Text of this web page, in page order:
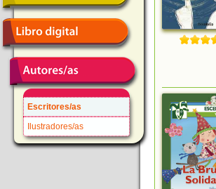
Escritores/as
Ilustradores/as